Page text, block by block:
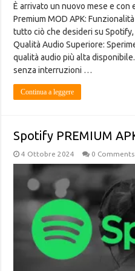
È arrivato un nuovo mese e con
Premium MOD APK:
tutto ciò che desideri su
Qualità Audio Superiore:
qualità audio più alta
senza interruzioni …
Continua a leggere
Spotify PREMIUM
4 Ottobre 2024 0 Comments